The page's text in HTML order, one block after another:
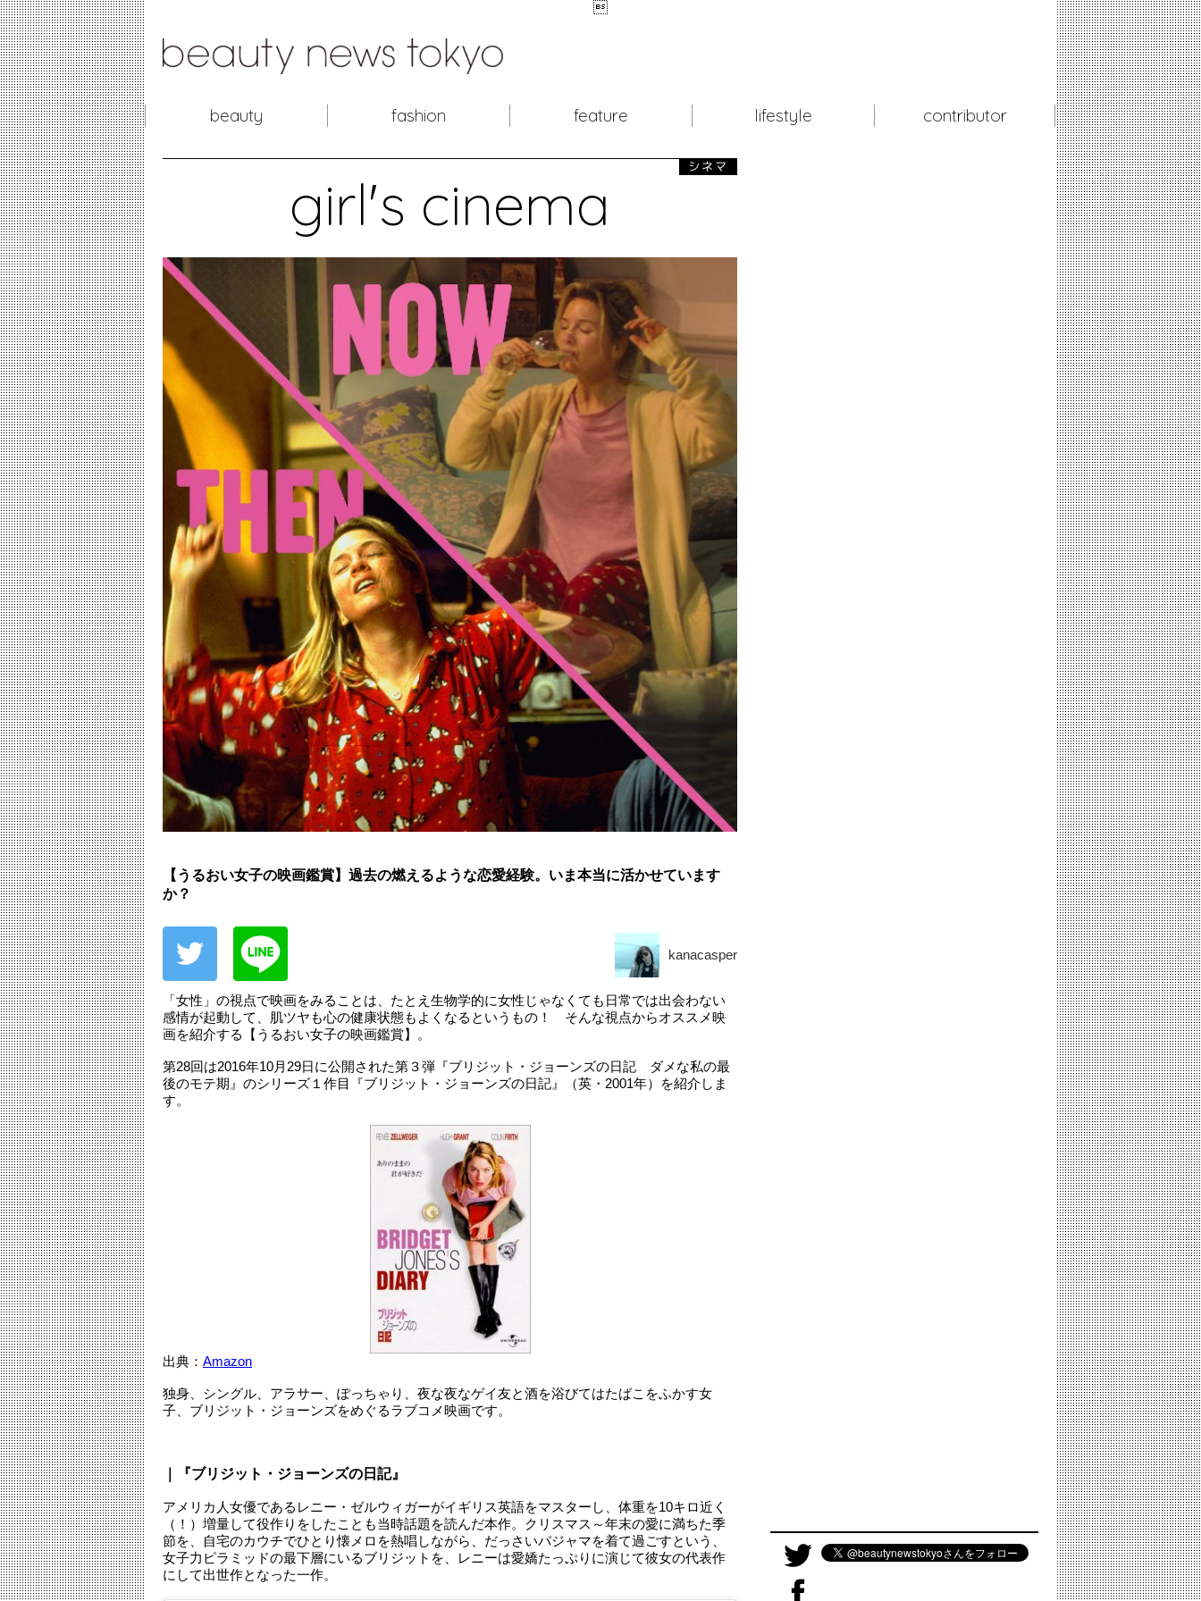

beauty fashion feature lifestyle contributor
girl's cinema
シネマ
【うるおい女子の映画鑑賞】過去の燃えるような恋愛経験。いま本当に活かせています
か？
kanacasper
「女性」の視点で映画をみることは、たとえ生物学的に女性じゃなくても日常では出会わない
感情が起動して、肌ツヤも心の健康状態もよくなるというもの！ そんな視点からオススメ映
画を紹介する【うるおい女子の映画鑑賞】。
第28回は2016年10月29日に公開された第３弾『ブリジット・ジョーンズの日記 ダメな私の最
後のモテ期』のシリーズ１作目『ブリジット・ジョーンズの日記』（英・2001年）を紹介しま
す。
出典： Amazon
独身、シングル、アラサー、ぽっちゃり、夜な夜なゲイ友と酒を浴びてはたばこをふかす女
子、ブリジット・ジョーンズをめぐるラブコメ映画です。
｜『ブリジット・ジョーンズの日記』
アメリカ人女優であるレニー・ゼルウィガーがイギリス英語をマスターし、体重を10キロ近く
（！）増量して役作りをしたことも当時話題を読んだ本作。クリスマス～年末の愛に満ちた季
節を、自宅のカウチでひとり懐メロを熱唱しながら、だっさいパジャマを着て過ごすという、
女子力ピラミッドの最下層にいるブリジットを、レニーは愛嬌たっぷりに演じて彼女の代表作
にして出世作となった一作。